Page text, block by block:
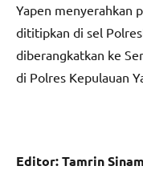
Yapen menyerahkan
dititipkan di sel
diberangkatkan ke
di Polres Kepulauan
Editor: Tamrin